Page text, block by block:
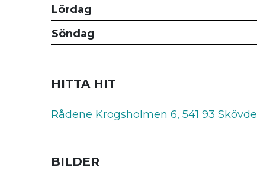
Lördag
Söndag
HITTA HIT
Rådene Krogsholmen 6, 541 93 Skövde
BILDER